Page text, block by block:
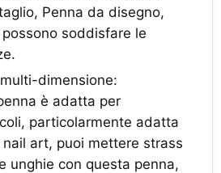
Penna da disegno,
soddisfare le
dimensione:
è adatta per
particolarmente adatta
art, puoi mettere strass
unghie con questa penna,